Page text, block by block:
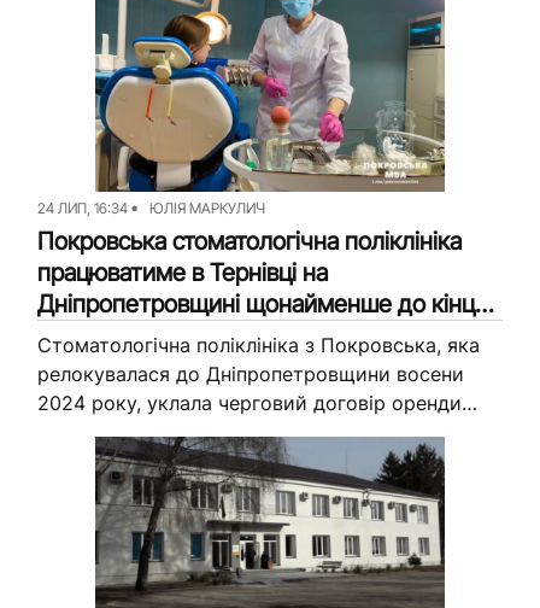
24 ЛИП, 16:34 ЮЛІЯ МАРКУЛИЧ
Покровська стоматологічна поліклініка
працюватиме в Тернівці на
Дніпропетровщині щонайменше до кінця
2026 року: деталі
Стоматологічна поліклініка з Покровська, яка
релокувалася до Дніпропетровщини восени
2024 року, уклала черговий договір оренди
нежитлового приміщення. Лікарі закладу
прийматимуть пацієнтів за тією ж адресою
щонайменше до кінця 2026 року....